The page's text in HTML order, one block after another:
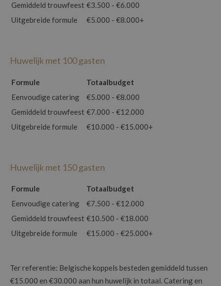
Gemiddeld trouwfeest €3.500 - €6.000
Uitgebreide formule
€5.000 - €8.000+
Huwelijk met 100 gasten
Formule
Totaalbudget
Eenvoudige catering
€5.000 - €8.000
Gemiddeld trouwfeest €7.000 - €12.000
Uitgebreide formule
€10.000 - €15.000+
Huwelijk met 150 gasten
Formule
Totaalbudget
Eenvoudige catering
€7.500 - €12.000
Gemiddeld trouwfeest €10.500 - €18.000
Uitgebreide formule
€15.000 - €25.000+
Ter referentie: Belgische koppels besteden gemiddeld tussen
€15.000 en €30.000 aan hun huwelijk in totaal. Catering en